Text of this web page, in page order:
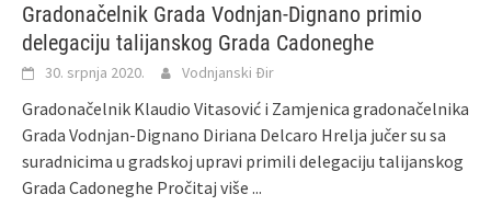
Gradonačelnik Grada Vodnjan-Dignano primio
delegaciju talijanskog Grada Cadoneghe
30. srpnja 2020. Vodnjanski Đir
Gradonačelnik Klaudio Vitasović i Zamjenica gradonačelnika
Grada Vodnjan-Dignano Diriana Delcaro Hrelja jučer su sa
suradnicima u gradskoj upravi primili delegaciju talijanskog
Grada Cadoneghe Pročitaj više ...